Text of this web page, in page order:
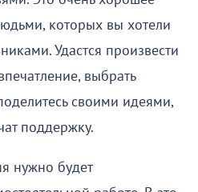
которых вы хотели
Удастся произвести
выбрать
своими идеями,
поддержку.
нужно будет